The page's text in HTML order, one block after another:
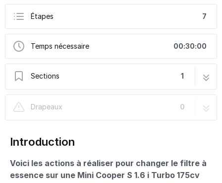
Étapes 7
Temps nécessaire 00:30:00
Sections 1
Drapeaux
0
Introduction
Voici les actions à réaliser pour changer le filtre à
essence sur une Mini Cooper S 1.6 i Turbo 175cv